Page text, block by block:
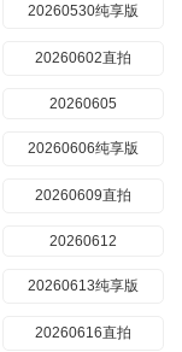
20260530纯享版
20260602直拍
20260605
20260606纯享版
20260609直拍
20260612
20260613纯享版
20260616直拍